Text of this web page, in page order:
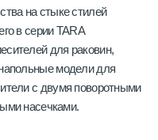
на стыке стилей
в серии TARA
для раковин,
модели для
с двумя поворотными
насечками.